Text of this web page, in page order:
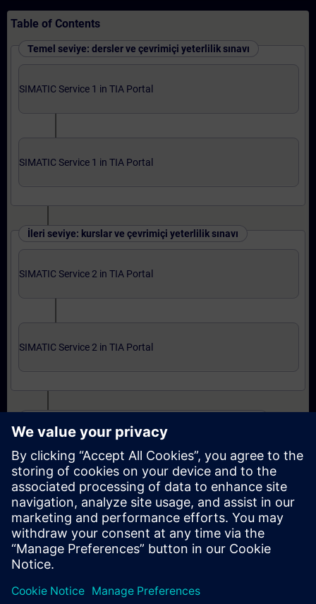
Table of Contents
Temel seviye: dersler ve çevrimiçi yeterlilik sınavı
SIMATIC Service 1 in TIA Portal
SIMATIC Service 1 in TIA Portal
İleri seviye: kurslar ve çevrimiçi yeterlilik sınavı
SIMATIC Service 2 in TIA Portal
SIMATIC Service 2 in TIA Portal
SIMATIC Service 3 in TIA Portal
SIMATIC Service 3 in TIA Portal